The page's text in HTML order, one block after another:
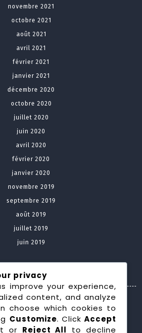
novembre 2021
octobre 2021
août 2021
avril 2021
février 2021
janvier 2021
décembre 2020
octobre 2020
juillet 2020
juin 2020
avril 2020
février 2020
janvier 2020
novembre 2019
septembre 2019
août 2019
juillet 2019
juin 2019
Meta
Connexion
privacy
improve your experience,
content, and analyze
choose which cookies to
Customize. ClickAccept
or Reject All to decline